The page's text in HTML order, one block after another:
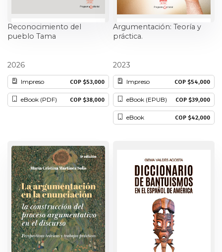
Construcción de paz
Derecho
Desarrollo
Diseño
Estudios culturales
Estudios editoriales
Estudios regionales
Ética
Reconocimiento del
pueblo Tama
2026
eBook (PDF) COP $38,000
Impreso COP $53,000
Argumentación: Teoría y
práctica.
2023
Impreso COP $54,000
eBook (EPUB) COP $39,000
eBook COP $42,000